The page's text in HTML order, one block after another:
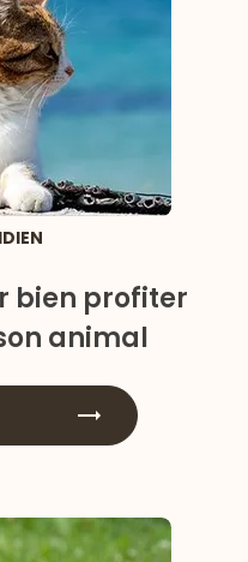
bien profiter
animal